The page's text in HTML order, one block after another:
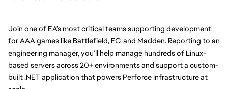
Join one of EA’s most critical teams supporting development
for AAA games like Battlefield, FC, and Madden. Reporting to an
engineering manager, you’ll help manage hundreds of Linux-
based servers across 20+ environments and support a custom-
built .NET application that powers Perforce infrastructure at